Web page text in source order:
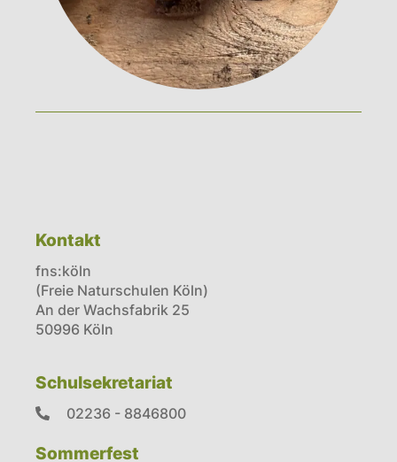
Kontakt
fns:köln
(Freie Naturschulen Köln)
An der Wachsfabrik 25
50996 Köln
Schulsekretariat
02236 - 8846800
Sommerfest